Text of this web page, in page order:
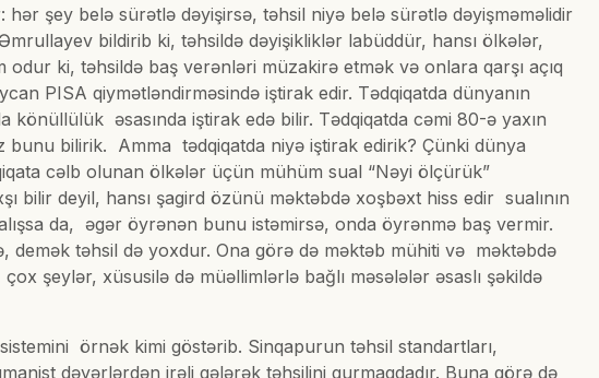
şey belə sürətlə dəyişirsə, təhsil niyə belə sürətlə dəyişməməlidir
bildirib ki, təhsildə dəyişikliklər labüddür, hansı ölkələr,
odur ki, təhsildə baş verənləri müzakirə etmək və onlara qarşı açıq
PISA qiymətləndirməsində iştirak edir. Tədqiqatda dünyanın
əsasında iştirak edə bilir. Tədqiqatda cəmi 80-ə yaxın
bunu bilirik. Amma tədqiqatda niyə iştirak edirik? Çünki dünya
cəlb olunan ölkələr üçün mühüm sual “Nəyi ölçürük”
bilir deyil, hansı şagird özünü məktəbdə xoşbəxt hiss edir sualının
da, əgər öyrənən bunu istəmirsə, onda öyrənmə baş vermir.
demək təhsil də yoxdur. Ona görə də məktəb mühiti və məktəbdə
şeylər, xüsusilə də müəllimlərlə bağlı məsələlər əsaslı şəkildə
örnək kimi göstərib. Sinqapurun təhsil standartları,
dəyərlərdən irəli gələrək təhsilini qurmaqdadır. Buna görə də